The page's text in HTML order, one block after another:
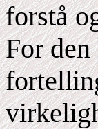
forstå
For